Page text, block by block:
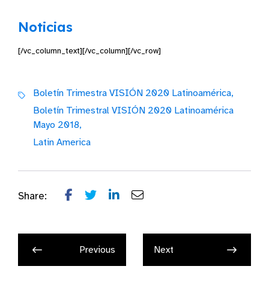
Noticias
[/vc_column_text][/vc_column][/vc_row]
Boletín Trimestra VISIÓN 2020 Latinoamérica,
Boletín Trimestral VISIÓN 2020 Latinoamérica
Mayo 2018,
Latin America
Share:
Previous Next